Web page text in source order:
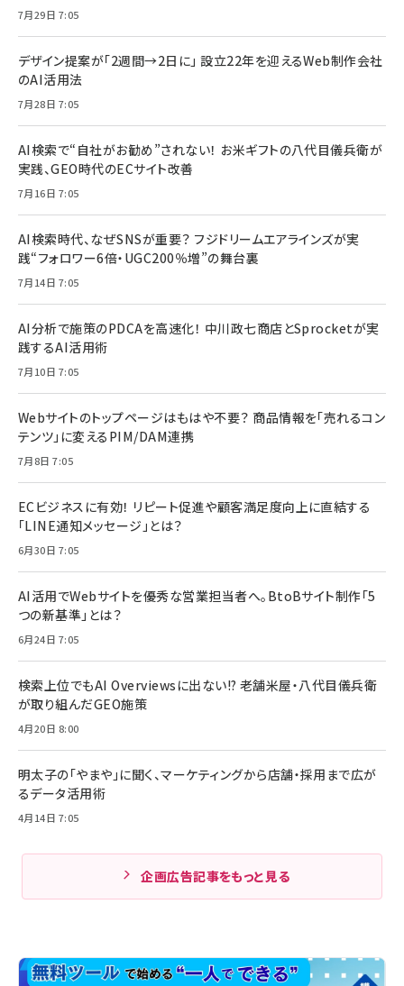
7月29日 7:05
デザイン提案が「2週間→2日に」 設立22年を迎えるWeb制作会社
のAI活用法
7月28日 7:05
AI検索で“自社がお勧め”されない！ お米ギフトの八代目儀兵衛が
実践、GEO時代のECサイト改善
7月16日 7:05
AI検索時代、なぜSNSが重要？ フジドリームエアラインズが実
践“フォロワー6倍・UGC200％増”の舞台裏
7月14日 7:05
AI分析で施策のPDCAを高速化！ 中川政七商店とSprocketが実
践するAI活用術
7月10日 7:05
Webサイトのトップページはもはや不要？ 商品情報を「売れるコン
テンツ」に変えるPIM/DAM連携
7月8日 7:05
ECビジネスに有効！ リピート促進や顧客満足度向上に直結する
「LINE通知メッセージ」とは？
6月30日 7:05
AI活用でWebサイトを優秀な営業担当者へ。BtoBサイト制作「5
つの新基準」とは？
6月24日 7:05
検索上位でもAI Overviewsに出ない!? 老舗米屋・八代目儀兵衛
が取り組んだGEO施策
4月20日 8:00
明太子の「やまや」に聞く、マーケティングから店舗・採用まで広が
るデータ活用術
4月14日 7:05
企画広告記事をもっと見る